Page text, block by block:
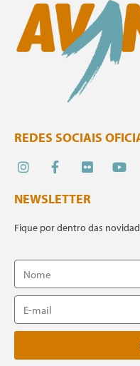
REDES SOCIAIS
NEWSLETTER
Fique por dentro das